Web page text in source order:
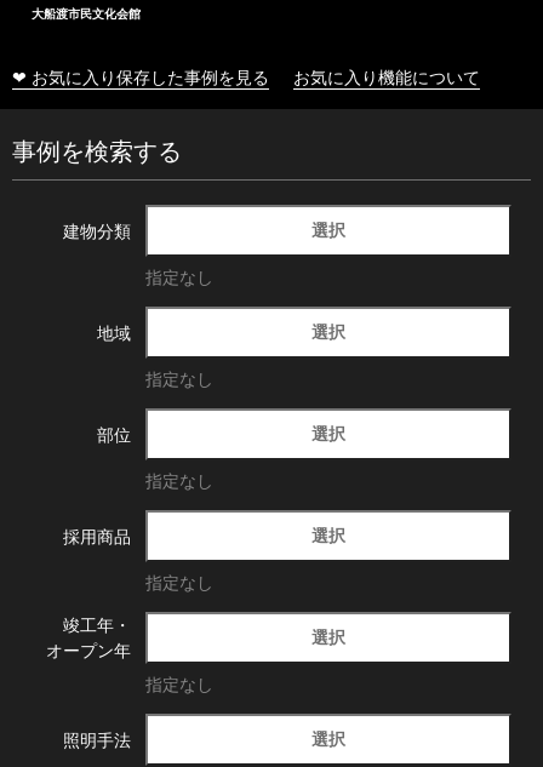
大船渡市民文化会館
❤ お気に入り保存した事例を見る お気に入り機能について
事例を検索する
建物分類 選択
指定なし
地域 選択
指定なし
部位 選択
指定なし
採用商品 選択
指定なし
竣工年・
オープン年
選択
指定なし
照明手法 選択